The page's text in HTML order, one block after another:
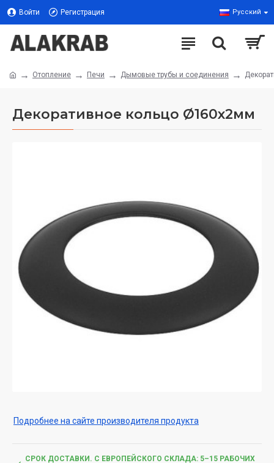
Войти Регистрация Русский
Отопление Печи Дымовые трубы и соединения
Декоративное кольцо Ø160x2мм
Подробнее на сайте производителя продукта
СРОК ДОСТАВКИ. С ЕВРОПЕЙСКОГО СКЛАДА: 5–15 РАБОЧИХ